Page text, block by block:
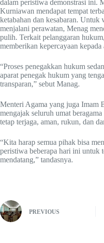
dalam peristiwa demonstrasi ini.
Kurniawan mendapat tempat
ketabahan dan kesabaran. Untuk
menjalani perawatan, Menag
pulih. Terkait pelanggaran
memberikan kepercayaan kepada
“Proses penegakkan hukum
aparat penegak hukum yang
transparan,” sebut Manag.
Menteri Agama yang juga Imam
mengajak seluruh umat
tetap terjaga, aman, rukun, dan
“Kita harap semua pihak bisa
peristiwa beberapa hari ini untuk
mendatang,” tandasnya.
PREVIOUS